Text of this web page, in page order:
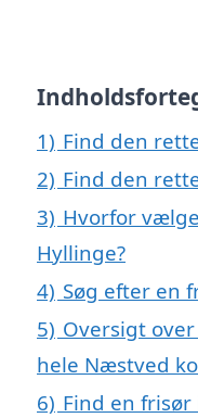
1) Find den
2) Find den
3) Hvorfor
Hyllinge?
4) Søg efter en
5) Oversigt
hele Næstved
6) Find en